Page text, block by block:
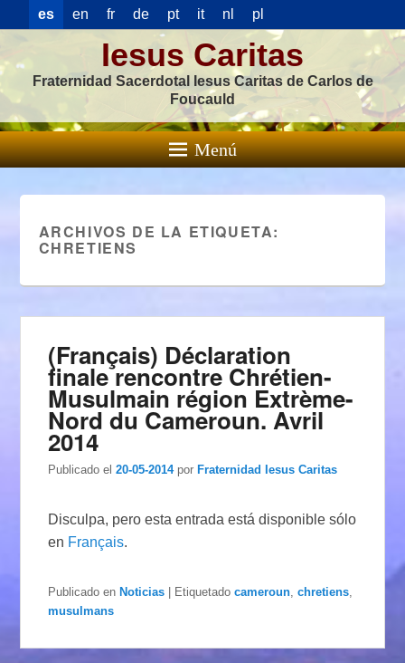
es en fr de pt it nl pl
Iesus Caritas
Fraternidad Sacerdotal Iesus Caritas de Carlos de
Foucauld
Menú
ARCHIVOS DE LA ETIQUETA:
CHRETIENS
(Français) Déclaration
finale rencontre Chrétien-
Musulmain région Extrème-
Nord du Cameroun. Avril
2014
Publicado el 20-05-2014 por Fraternidad Iesus Caritas
Disculpa, pero esta entrada está disponible sólo
en Français.
Publicado en Noticias Etiquetado cameroun ,chretiens
musulmans